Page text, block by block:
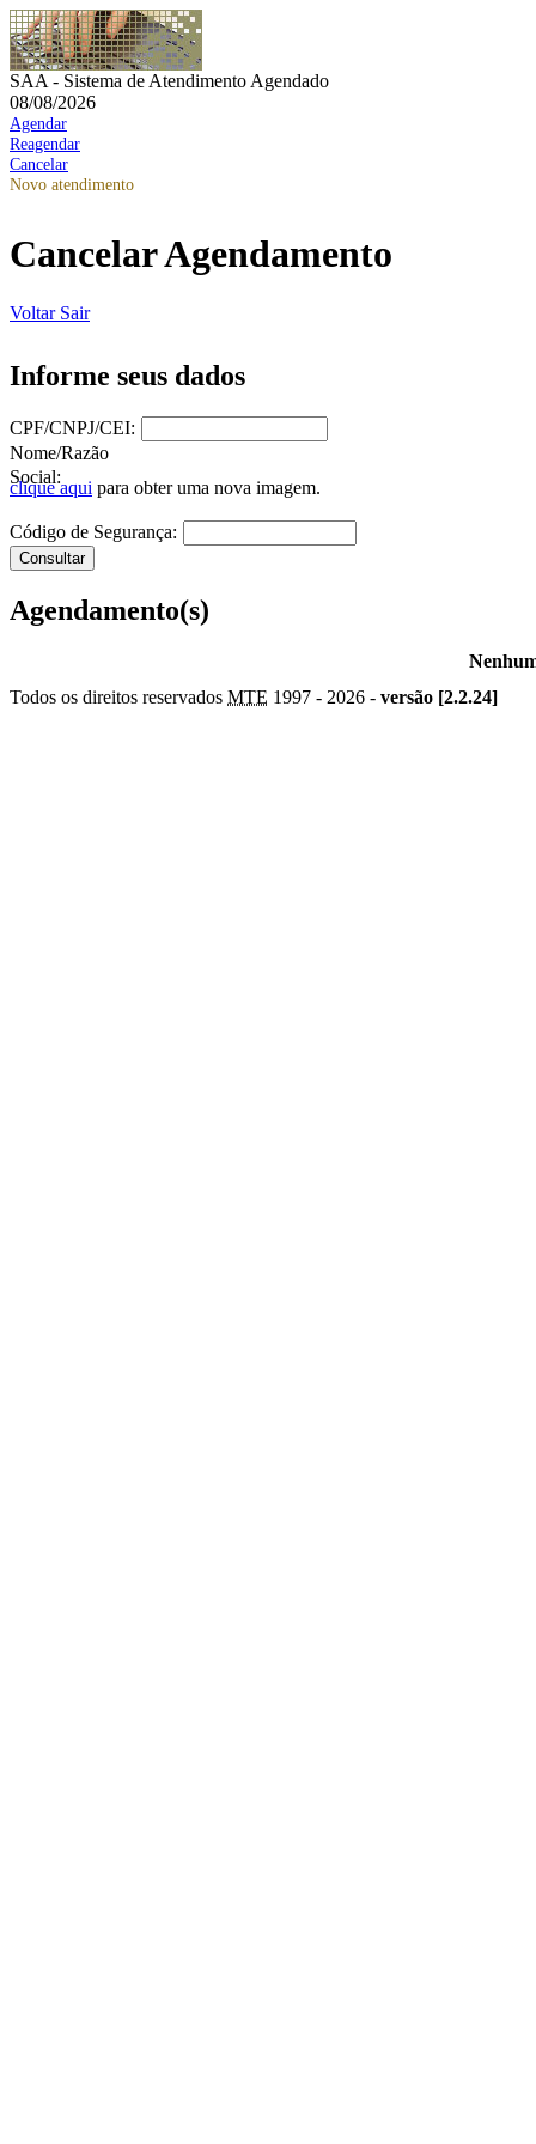
SAA - Sistema de Atendimento Agendado
08/08/2026
Agendar
Reagendar
Cancelar
Novo atendimento
Cancelar Agendamento
Voltar Sair
Informe seus dados
CPF/CNPJ/CEI:
Nome/Razão
Social:
clique aqui para obter uma nova imagem.
Código de Segurança:
Agendamento(s)
Todos os direitos reservados MTE 1997 - 2026 - versão [2.2.24]